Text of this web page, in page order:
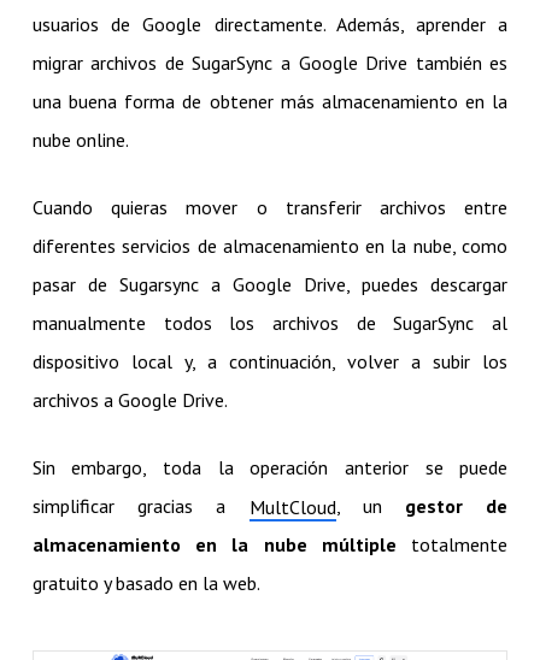
usuarios de Google directamente. Además, aprender a
migrar archivos de SugarSync a Google Drive también es
una buena forma de obtener más almacenamiento en la
nube online.
Cuando quieras mover o transferir archivos entre
diferentes servicios de almacenamiento en la nube, como
pasar de Sugarsync a Google Drive, puedes descargar
manualmente todos los archivos de SugarSync al
dispositivo local y, a continuación, volver a subir los
archivos a Google Drive.
Sin embargo, toda la operación anterior se puede
simplificar gracias a MultCloud, un gestor de
almacenamiento en la nube múltiple totalmente
gratuito y basado en la web.